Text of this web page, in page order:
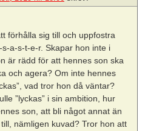
förhålla sig till och uppfostra
a-s-t-e-r. Skapar hon inte i
är rädd för att hennes son ska
och agera? Om inte hennes
vad tror hon då väntar?
”lyckas” i sin ambition, hur
son, att bli något annat än
nämligen kuvad? Tror hon att